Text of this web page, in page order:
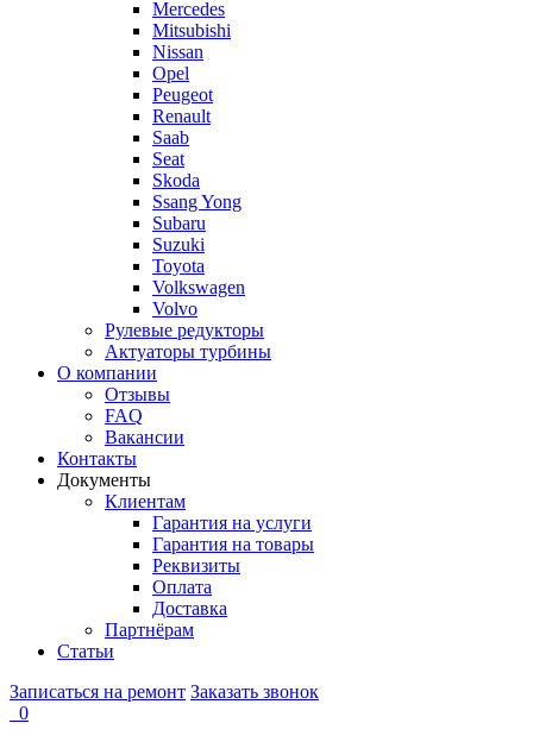
Mercedes
Mitsubishi
Nissan
Opel
Peugeot
Renault
Saab
Seat
Skoda
Ssang Yong
Subaru
Suzuki
Toyota
Volkswagen
Volvo
Рулевые редукторы
Актуаторы турбины
О компании
Отзывы
FAQ
Вакансии
Контакты
Документы
Клиентам
Гарантия на услуги
Гарантия на товары
Реквизиты
Оплата
Доставка
Партнёрам
Статьи
Записаться на ремонт Заказать звонок
0